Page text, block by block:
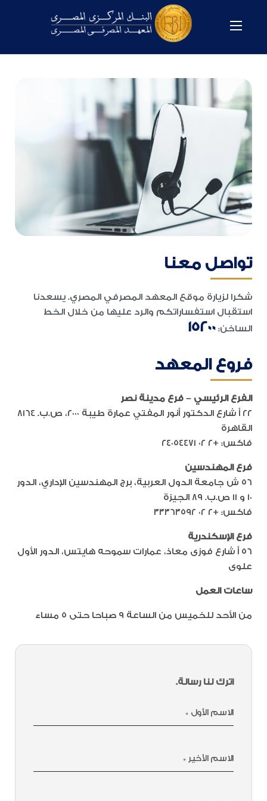
تواصل معنا
شكرا لزيارة موقع المعهد المصرفي المصري. يسعدنا
استقبال استفساراتكم والرد عليها من خلال الخط
الساخن: 15200
فروع المعهد
الفرع الرئيسي – فرع مدينة نصر
٢٢ أ شارع الدكتور أنور المفتي عمارة طيبة ٢٠٠٠، ص.ب. ٨١٦٤
القاهرة
فاكس: +٢ ٠٢ ٢٤٠٥٤٤٧١
فرع المهندسين
٥٦ ش جامعة الدول العربية، برج المهندسين الإداري، الدور
١٠ و ١١ ص.ب. ٨٩ الجيزة
فاكس: +٢ ٠٢ ٣٣٣٦٣٥٩٢
فرع الإسكندرية
٥٦ أ شارع فوزى معاذ، عمارات سموحه هايتس، الدور الأول
علوى
ساعات العمل
من الأحد للخميس من الساعة ٩ صباحا حتى ٥ مساء
اترك لنا رسالة.